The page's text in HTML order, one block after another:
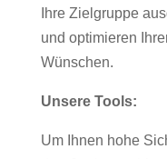
Ihre Zielgruppe
und optimieren
Wünschen.
Unsere Tools:
Um Ihnen hohe